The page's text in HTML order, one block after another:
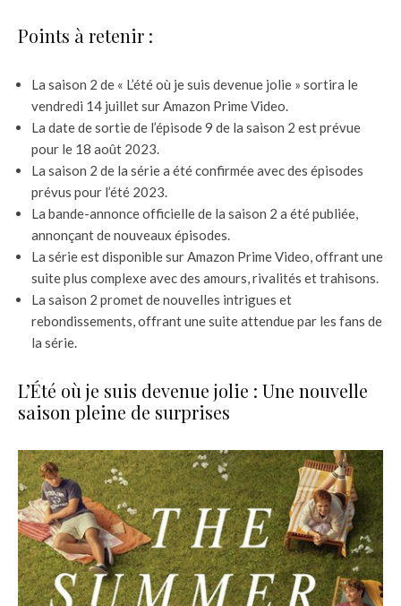
Points à retenir :
La saison 2 de « L’été où je suis devenue jolie » sortira le
vendredi 14 juillet sur Amazon Prime Video.
La date de sortie de l’épisode 9 de la saison 2 est prévue
pour le 18 août 2023.
La saison 2 de la série a été confirmée avec des épisodes
prévus pour l’été 2023.
La bande-annonce officielle de la saison 2 a été publiée,
annonçant de nouveaux épisodes.
La série est disponible sur Amazon Prime Video, offrant une
suite plus complexe avec des amours, rivalités et trahisons.
La saison 2 promet de nouvelles intrigues et
rebondissements, offrant une suite attendue par les fans de
la série.
L’Été où je suis devenue jolie : Une nouvelle
saison pleine de surprises